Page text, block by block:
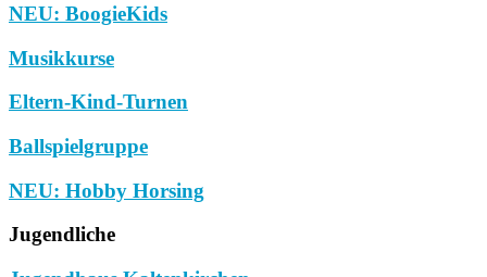
NEU: BoogieKids
Musikkurse
Eltern-Kind-Turnen
Ballspielgruppe
NEU: Hobby Horsing
Jugendliche